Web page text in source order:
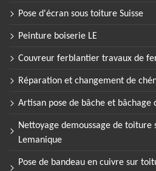
Pose d'écran sous toiture Suisse
Peinture boiserie LE
Couvreur ferblantier travaux de
Réparation et changement de
Artisan pose de bâche et
Nettoyage demoussage de toiture
Lemanique
Pose de bandeau en cuivre sur